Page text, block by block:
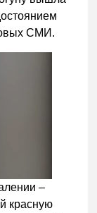
СМИ.
–
красную